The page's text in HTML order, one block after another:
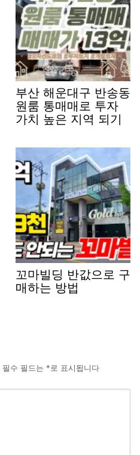
부산 해운대구 반송동
원룸 통매매로 투자
가치 높은 지역 되기
꼬마빌딩 반값으로 구
매하는 방법
필수 필드는 *로 표시됩니다